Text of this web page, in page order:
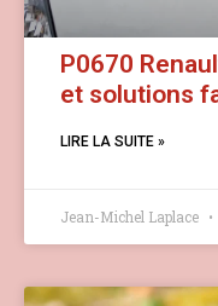
P0670
et solutions
LIRE LA SUITE »
Jean-Michel Laplace